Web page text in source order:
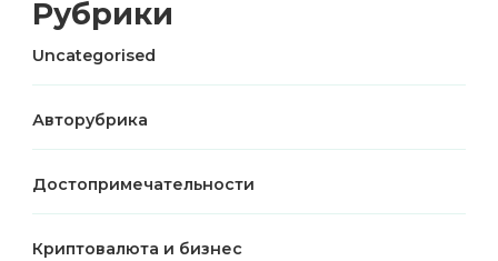
Рубрики
Uncategorised
Авторубрика
Достопримечательности
Криптовалюта и бизнес